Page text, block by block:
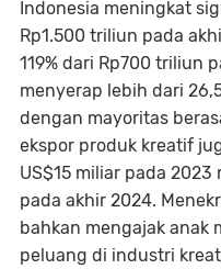
Indonesia meningkat
Rp1.500 triliun pada
119% dari Rp700 triliun
menyerap lebih dari
dengan mayoritas
ekspor produk kreatif
US$15 miliar pada
pada akhir 2024.
bahkan mengajak anak
peluang di industri